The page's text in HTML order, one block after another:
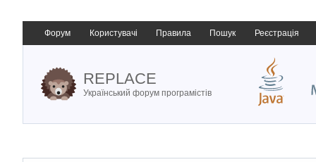
Форум Користувачі Правила Пошук Реєстрація
REPLACE
Український форум програмістів